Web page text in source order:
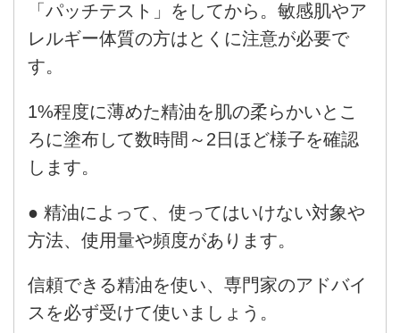
「パッチテスト」をしてから。敏感肌やア
レルギー体質の方はとくに注意が必要で
す。
1%程度に薄めた精油を肌の柔らかいとこ
ろに塗布して数時間～2日ほど様子を確認
します。
● 精油によって、使ってはいけない対象や
方法、使用量や頻度があります。
信頼できる精油を使い、専門家のアドバイ
スを必ず受けて使いましょう。